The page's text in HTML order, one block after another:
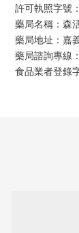
許可執照字號
藥局名稱：森
藥局地址：嘉
藥局諮詢專線
食品業者登錄